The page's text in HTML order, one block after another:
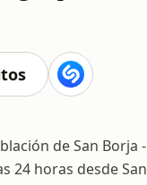
de San Borja
horas desde